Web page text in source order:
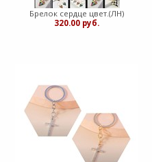
Брелок сердце цвет.(ЛН)
320.00 руб.